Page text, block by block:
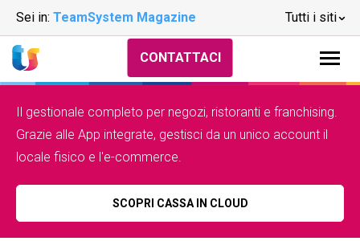
Sei in: TeamSystem Magazine Tutti i siti
CONTATTACI
Il gestionale completo per negozi, ristoranti e franchising.
Grazie alle App integrate, gestisci da un unico account il
locale fisico e l'e-commerce.
SCOPRI CASSA IN CLOUD